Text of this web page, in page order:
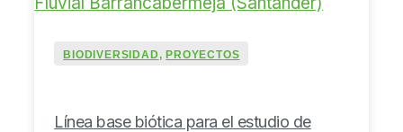
Línea base biótica para el estudio de
BIODIVERSIDAD, PROYECTOS